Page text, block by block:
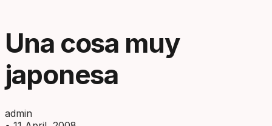
Una cosa muy
japonesa
admin